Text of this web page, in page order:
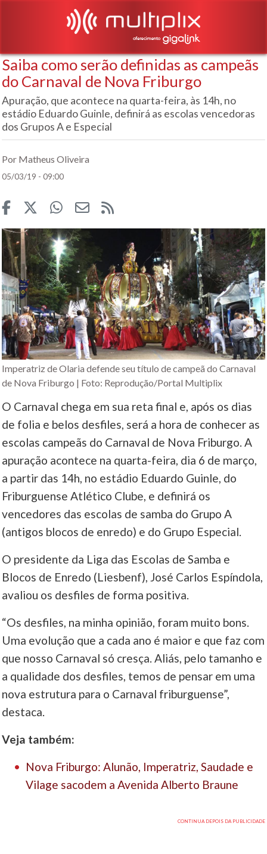
Saiba como serão definidas as campeãs
do Carnaval de Nova Friburgo
Apuração, que acontece na quarta-feira, às 14h, no
estádio Eduardo Guinle, definirá as escolas vencedoras
dos Grupos A e Especial
Por Matheus Oliveira
05/03/19 - 09:00
Imperatriz de Olaria defende seu título de campeã do Carnaval
de Nova Friburgo | Foto: Reprodução/Portal Multiplix
O Carnaval chega em sua reta final e, após os dias
de folia e belos desfiles, será a hora de conhecer as
escolas campeãs do Carnaval de Nova Friburgo. A
apuração acontece na quarta-feira, dia 6 de março,
a partir das 14h, no estádio Eduardo Guinle, do
Friburguense Atlético Clube, e definirá os
vencedores das escolas de samba do Grupo A
(antigos blocos de enredo) e do Grupo Especial.
O presidente da Liga das Escolas de Samba e
Blocos de Enredo (Liesbenf), José Carlos Espíndola,
avaliou os desfiles de forma positiva.
“Os desfiles, na minha opinião, foram muito bons.
Uma evolução que a cada ano é maior e que faz com
que nosso Carnaval só cresça. Aliás, pelo tamanho e
a qualidade dos desfiles, temos de pensar em uma
nova estrutura para o Carnaval friburguense”,
destaca.
Veja também:
Nova Friburgo: Alunão, Imperatriz, Saudade e
Vilage sacodem a Avenida Alberto Braune